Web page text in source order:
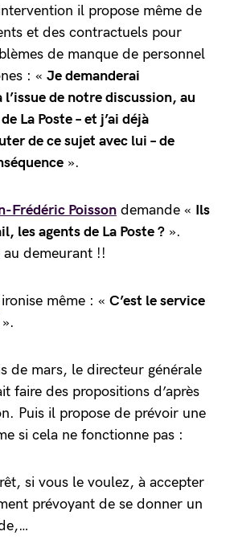
il propose même de
et des contractuels pour
de manque de personnel
: « Je demanderai
de notre discussion, au
La Poste – et j’ai déjà
de ce sujet avec lui – de
».
Frédéric Poisson demande « Ils
les agents de La Poste ? ».
demeurant !!
ironise même : « C’est le service
».
de mars, le directeur générale
faire des propositions d’après
Puis il propose de prévoir une
si cela ne fonctionne pas :
si vous le voulez, à accepter
prévoyant de se donner un